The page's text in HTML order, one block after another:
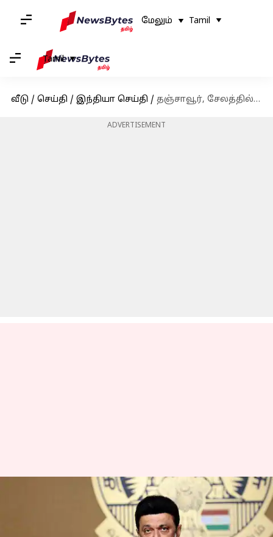
மேலும் Tamil
Tamil
வீடு / செய்தி / இந்தியா செய்தி / தஞ்சாவூர், சேலத்தில், ரூ.60 கோடி மதிப்பில் மினி டைடல் பூங்காக்கள்: முதல்வர் ஸ்டாலின் திறந்து வைத்தார்
ADVERTISEMENT
தஞ்சாவூர், சேலத்தில்,
ரூ.60 கோடி மதிப்பில் மினி
டைடல் பூங்காக்கள்: